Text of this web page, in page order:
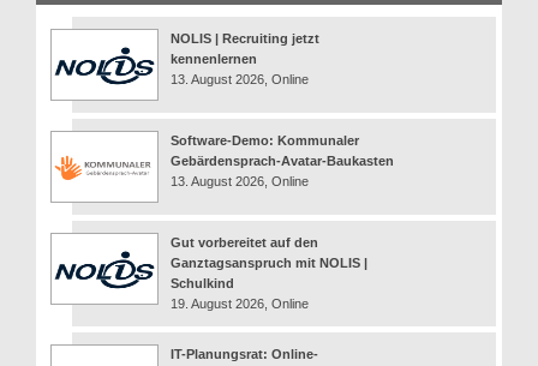
NOLIS | Recruiting jetzt
kennenlernen
13. August 2026, Online
Software-Demo: Kommunaler
Gebärdensprach-Avatar-Baukasten
13. August 2026, Online
Gut vorbereitet auf den
Ganztagsanspruch mit NOLIS |
Schulkind
19. August 2026, Online
IT-Planungsrat: Online-